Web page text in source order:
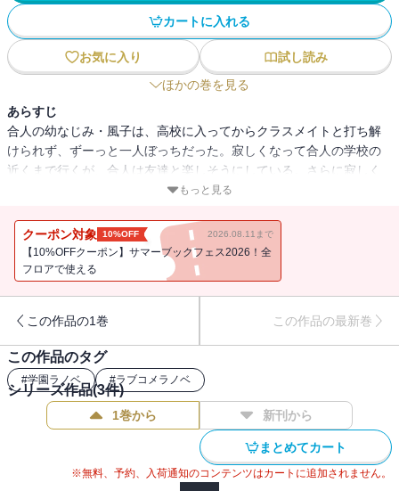
カートに入れる
お気に入り
試し読み
ほかの巻を見る
あらすじ
合人の幼なじみ・風子は、高校に入ってからクラスメイトと打ち解
けられず、ずーっと一人ぼっちだった。寂しくなって合人の学校の
近くまで行くが、合人は友達と楽しそうにしている。さらに寂しく
なった風子は、家に帰って着ぐるみに着替えると、今日も合人の帰
て流れ星にする髪の長い女の子が現れるのだという。願い事を叶え
る「星落とし姫」――。そして合人の身に降りかかる災厄に、三人
の心の行方は・・・・・・!?心優しい変人？たちの恋愛模様を描く不
もっと見る
クーポン対象 10%OFF 2026.08.11まで
【10%OFFクーポン】サマーブックフェス2026！全
フロアで使える
この作品の1巻 この作品の最新巻
この作品のタグ
#学園ラノベ #ラブコメラノベ
シリーズ作品(3件)
1巻から 新刊から
まとめてカート
※無料、予約、入荷通知のコンテンツはカートに追加されません。